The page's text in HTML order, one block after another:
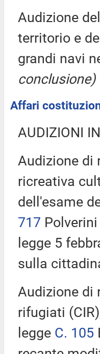
Audizione
territorio e
grandi navi
conclusione)
Affari
AUDIZIONI
Audizione di
ricreativa
dell'esame
717
legge 5
sulla
Audizione di
rifugiati
legge C. 105